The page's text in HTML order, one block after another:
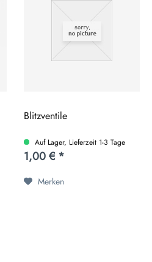
Blitzventile
Auf Lager, Lieferzeit 1-3 Tage
1,00 € *
Merken